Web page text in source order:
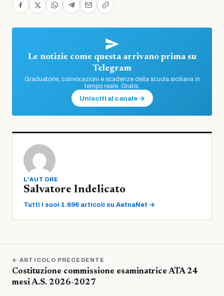
Le notizie come questa arrivano prima su
Telegram
Graduatorie, convocazioni e scadenze della scuola siciliana in
tempo reale. Gratis.
Unisciti al canale →
L'AUTORE
Salvatore Indelicato
Tutti i suoi 1.696 articoli su AetnaNet →
← ARTICOLO PRECEDENTE
Costituzione commissione esaminatrice ATA 24
mesi A.S. 2026-2027